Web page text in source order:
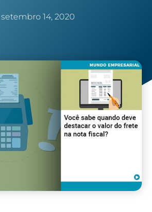
setembro 14, 2020